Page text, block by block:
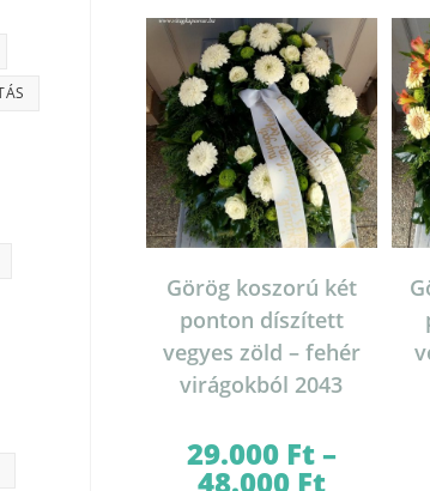
van.
változatok
a
ki
Görög koszorú két
ponton díszített
vegyes zöld – fehér
virágokból 2043
29.000 Ft–
48.000 FtÁrtartomány: